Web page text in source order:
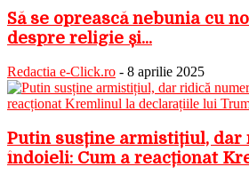
Să se oprească nebunia cu
despre religie și...
Redactia e-Click.ro - 8 aprilie 2025
Putin susține armistițiul, dar
îndoieli: Cum a reacționat